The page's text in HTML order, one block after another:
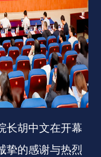
长胡中文在开幕
挚的感谢与热烈